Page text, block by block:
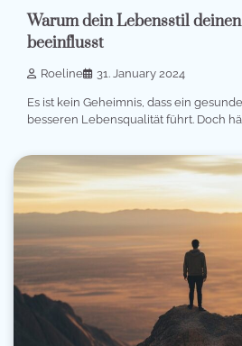
Warum dein Lebensstil
beeinflusst
Roeline 31. January 2024
Es ist kein Geheimnis, dass ein
besseren Lebensqualität führt. Doch